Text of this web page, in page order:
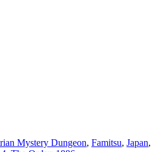
Mystery Dungeon, Famitsu, Japan,